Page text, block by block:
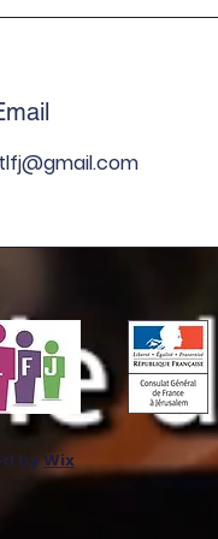
forteresse de
@gmail.com
byWix